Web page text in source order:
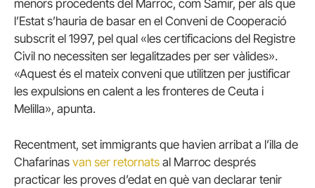
menors procedents del Marroc, com Samir, per als que
l’Estat s’hauria de basar en el Conveni de Cooperació
subscrit el 1997, pel qual «les certificacions del Registre
Civil no necessiten ser legalitzades per ser vàlides».
«Aquest és el mateix conveni que utilitzen per justificar
les expulsions en calent a les fronteres de Ceuta i
Melilla», apunta.
Recentment, set immigrants que havien arribat a l’illa de
Chafarinas van ser retornats al Marroc després
practicar les proves d’edat en què van declarar tenir